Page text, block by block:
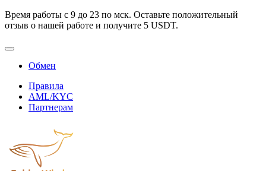
Время работы с 9 до 23 по мск. Оставьте положительный
отзыв о нашей работе и получите 5 USDT.
Обмен
Правила
AML/KYC
Партнерам